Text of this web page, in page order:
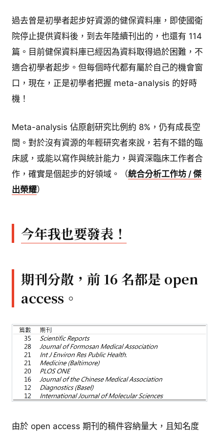
過去曾是初學者起步好資源的健保資料庫，即使國衛
院停止提供資料後，到去年陸續刊出的，也還有 114
篇。目前健保資料庫已經因為資料取得過於困難，不
適合初學者起步。但每個時代都有屬於自己的機會窗
口，現在，正是初學者把握 meta-analysis 的好時
機！
Meta-analysis 佔原創研究比例約 8%，仍有成長空
間。對於沒有資源的年輕研究者來說，若有不錯的臨
床感，或能以寫作與統計能力，與資深臨床工作者合
作，確實是個起步的好領域。（統合分析工作坊 / 傑
出榮耀）
今年我也要發表！
期刊分散，前 16 名都是 open
access。
由於 open access 期刊的稿件容納量大，且知名度